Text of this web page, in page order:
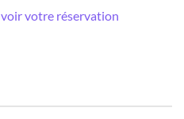
votre réservation